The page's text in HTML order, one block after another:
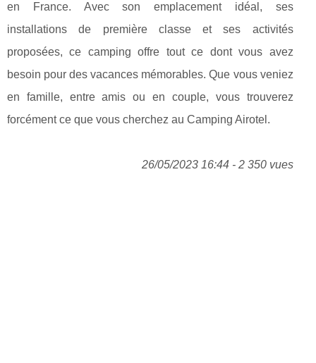
en France. Avec son emplacement idéal, ses
installations de première classe et ses activités
proposées, ce camping offre tout ce dont vous avez
besoin pour des vacances mémorables. Que vous veniez
en famille, entre amis ou en couple, vous trouverez
forcément ce que vous cherchez au Camping Airotel.
26/05/2023 16:44 - 2 350 vues